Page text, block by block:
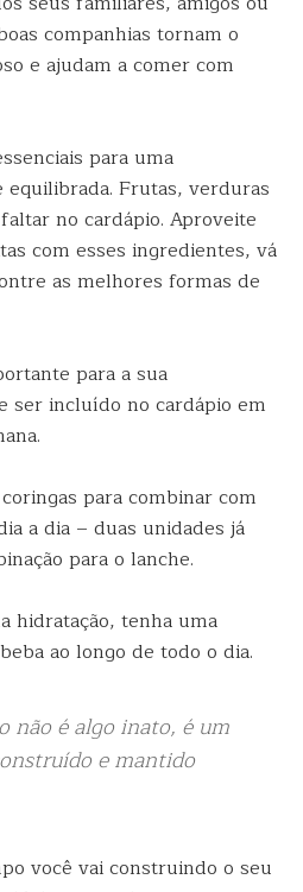
companhias tornam o
e ajudam a comer com
para uma
equilibrada. Frutas, verduras
no cardápio. Aproveite
com esses ingredientes, vá
as melhores formas de
para a sua
ser incluído no cardápio em
para combinar com
a dia – duas unidades já
para o lanche.
hidratação, tenha uma
ao longo de todo o dia.
não é algo inato, é um
e mantido
você vai construindo o seu